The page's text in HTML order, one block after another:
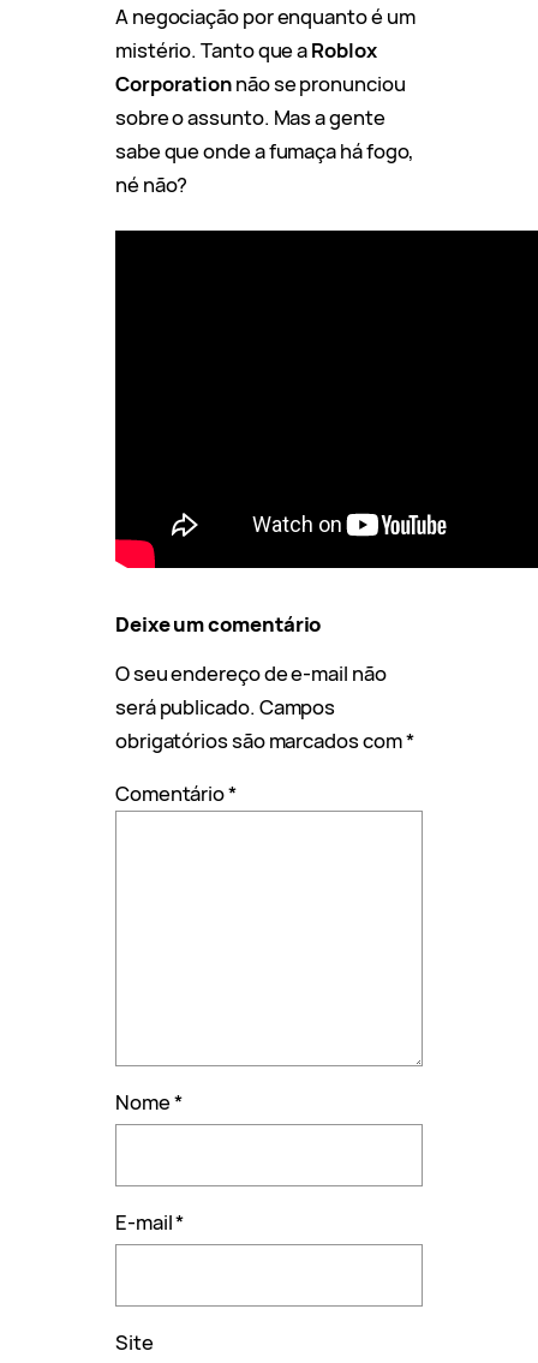
A negociação por enquanto é um
mistério. Tanto que aRoblox
Corporationnão se pronunciou
sobre o assunto. Mas a gente
sabe que onde a fumaça há fogo,
né não?
Deixe um comentário
O seu endereço de e-mail não
será publicado. Campos
obrigatórios são marcados com*
Comentário*
Nome*
E-mail*
Site